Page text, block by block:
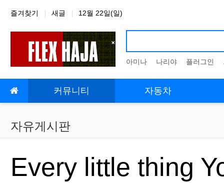
상단 네비
즐겨찾기 새글 12월 22일(일)
아미나 나리야 플러그인
메인 메뉴 커뮤니티 자동차
자유게시판
Every little thing